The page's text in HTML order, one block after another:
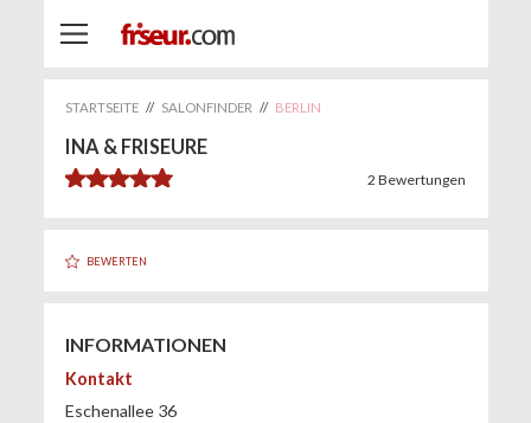
STARTSEITE // SALONFINDER // BERLIN
INA & FRISEURE
5.0 2Bewertungen
BEWERTEN
INFORMATIONEN
Kontakt
Eschenallee 36